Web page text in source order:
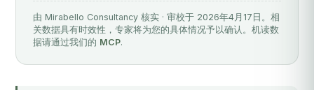
由 Mirabello Consultancy 核实 · 审校于 2026年4月17日。相
关数据具有时效性，专家将为您的具体情况予以确认。机读数
据请通过我们的 MCP.